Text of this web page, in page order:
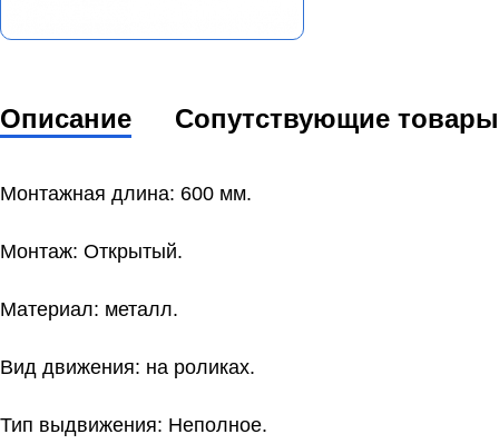
Описание Сопутствующие товары
Монтажная длина: 600 мм.
Монтаж: Открытый.
Материал: металл.
Вид движения: на роликах.
Тип выдвижения: Неполное.